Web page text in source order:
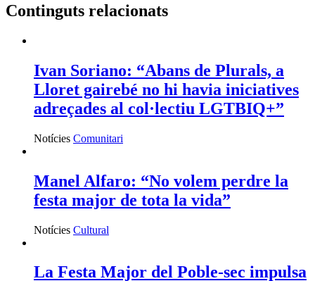
Continguts relacionats
Ivan Soriano: “Abans de Plurals, a
Lloret gairebé no hi havia iniciatives
adreçades al col·lectiu LGTBIQ+”
Notícies Comunitari
Manel Alfaro: “No volem perdre la
festa major de tota la vida”
Notícies Cultural
La Festa Major del Poble-sec impulsa